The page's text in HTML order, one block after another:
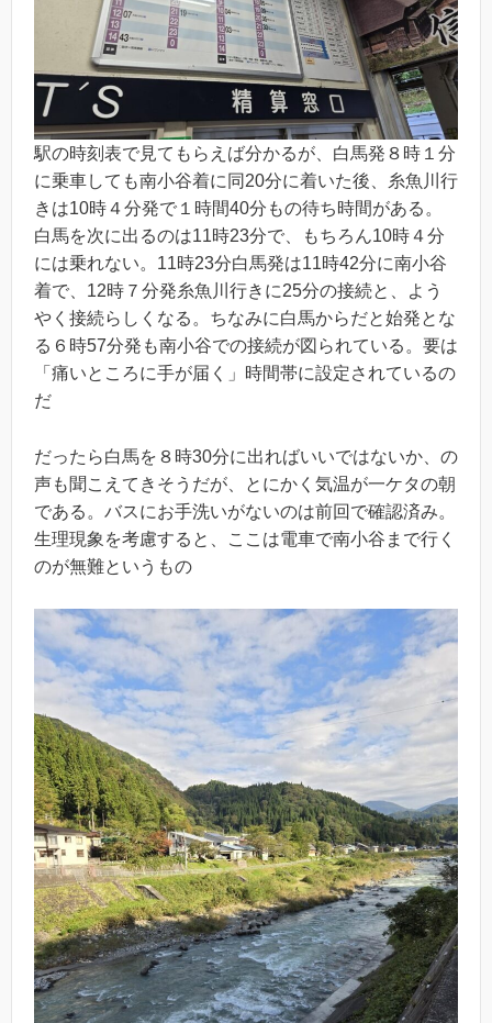
駅の時刻表で見てもらえば分かるが、白馬発８時１分
に乗車しても南小谷着に同20分に着いた後、糸魚川行
きは10時４分発で１時間40分もの待ち時間がある。
白馬を次に出るのは11時23分で、もちろん10時４分
には乗れない。11時23分白馬発は11時42分に南小谷
着で、12時７分発糸魚川行きに25分の接続と、よう
やく接続らしくなる。ちなみに白馬からだと始発とな
る６時57分発も南小谷での接続が図られている。要は
「痛いところに手が届く」時間帯に設定されているの
だ
だったら白馬を８時30分に出ればいいではないか、の
声も聞こえてきそうだが、とにかく気温が一ケタの朝
である。バスにお手洗いがないのは前回で確認済み。
生理現象を考慮すると、ここは電車で南小谷まで行く
のが無難というもの